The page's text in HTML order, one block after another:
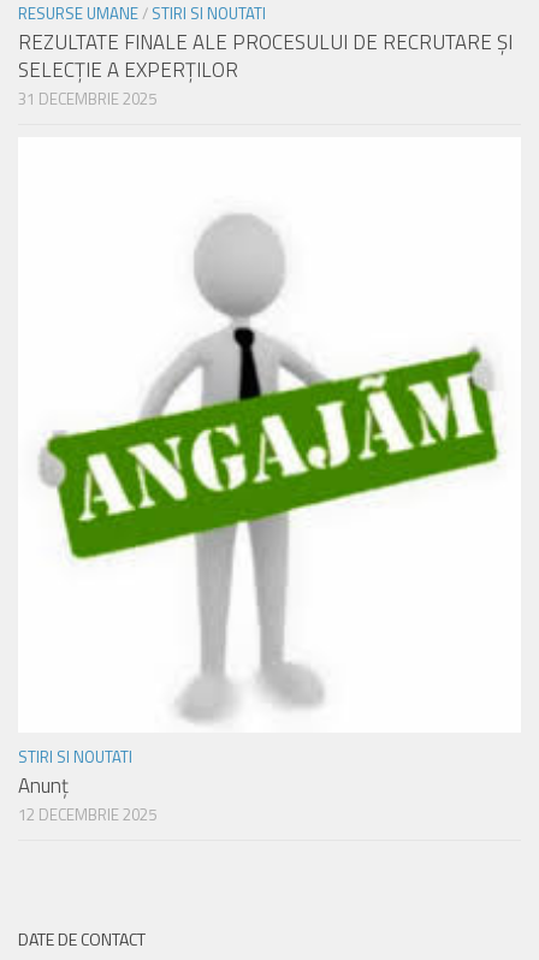
RESURSE UMANE/ STIRI SI NOUTATI
REZULTATE FINALE ALE PROCESULUI DE RECRUTARE ŞI
SELECŢIE A EXPERŢILOR
31 DECEMBRIE 2025
STIRI SI NOUTATI
Anunț
12 DECEMBRIE 2025
DATE DE CONTACT